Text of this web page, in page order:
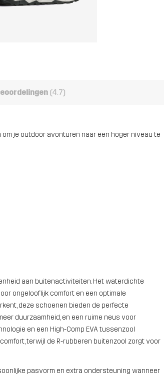
(4.7)
je outdoor avonturen naar een hoger niveau te
aan buitenactiviteiten. Het waterdichte
ongelooflijk comfort en een optimale
deze schoenen bieden de perfecte
duurzaamheid, en een ruime neus voor
en een High-Comp EVA tussenzool
terwijl de R-rubberen buitenzool zorgt voor
pasvorm en extra ondersteuning wanneer